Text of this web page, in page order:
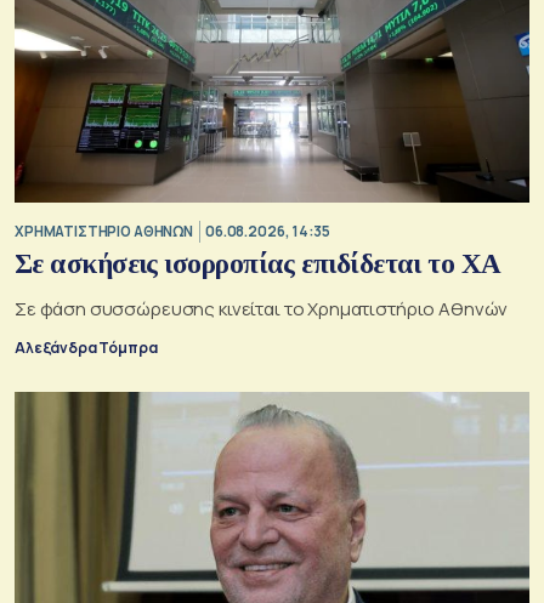
XΡΗΜΑΤΙΣΤΗΡΙΟ ΑΘΗΝΩΝ 06.08.2026, 14:35
Σε ασκήσεις ισορροπίας επιδίδεται το ΧΑ
Σε φάση συσσώρευσης κινείται το Χρηματιστήριο Αθηνών
Αλεξάνδρα Τόμπρα